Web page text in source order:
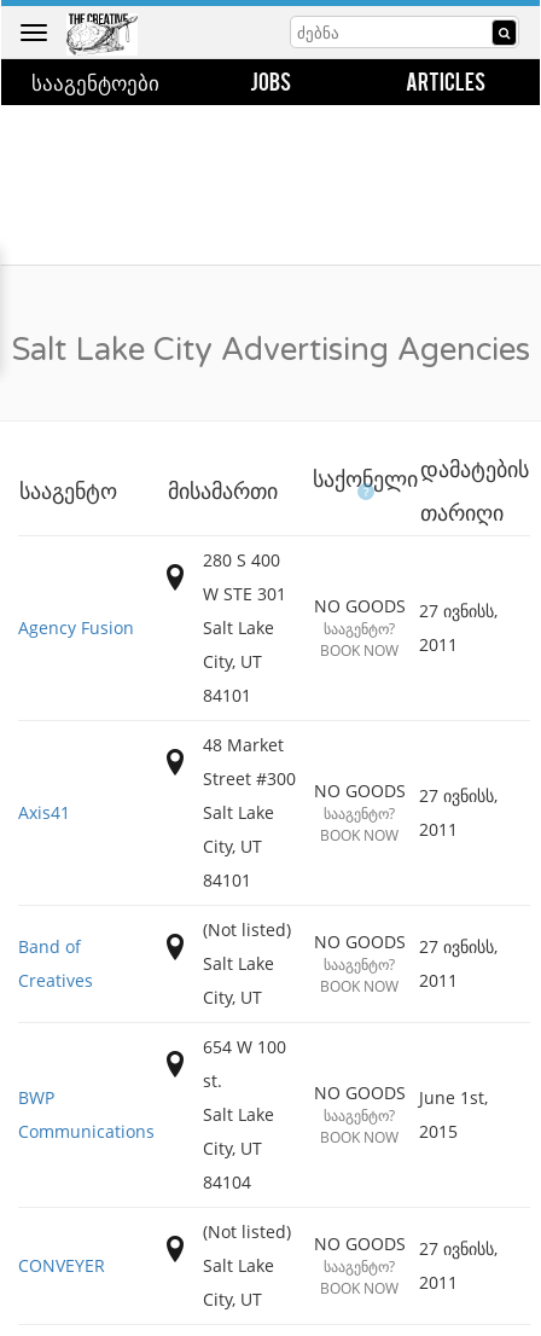
Toggle
navigation
ᲡᲐᲐᲒᲔᲜᲢᲝᲔᲑᲘ JOBS ARTICLES
Salt Lake City Advertising Agencies
ᲡᲐᲐᲒᲔᲜᲢᲝ ᲛᲘᲡᲐᲛᲐᲠᲗᲘ ᲡᲐᲥᲝᲜᲔᲚᲘ
?
ᲓᲐᲛᲐᲢᲔᲑᲘᲡ
ᲗᲐᲠᲘᲦᲘ
Agency Fusion
280 S 400
W STE 301
Salt Lake
City, UT
84101
NO GOODS
ᲡᲐᲐᲒᲔᲜᲢᲝ?
BOOK NOW
27 ივნისს,
2011
Axis41
48 Market
Street #300
Salt Lake
City, UT
84101
NO GOODS
ᲡᲐᲐᲒᲔᲜᲢᲝ?
BOOK NOW
27 ივნისს,
2011
Band of
Creatives
(Not listed)
Salt Lake
City, UT
NO GOODS
ᲡᲐᲐᲒᲔᲜᲢᲝ?
BOOK NOW
27 ივნისს,
2011
BWP
Communications
654 W 100
st.
Salt Lake
City, UT
84104
NO GOODS
ᲡᲐᲐᲒᲔᲜᲢᲝ?
BOOK NOW
June 1st,
2015
CONVEYER
(Not listed)
Salt Lake
City, UT
NO GOODS
ᲡᲐᲐᲒᲔᲜᲢᲝ?
BOOK NOW
27 ივნისს,
2011